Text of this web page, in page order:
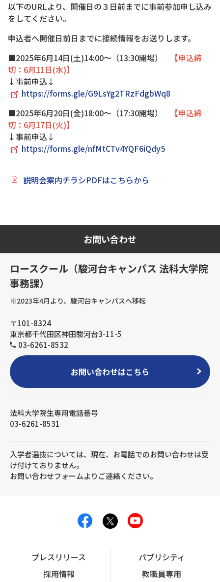
以下のURLより、開催日の３日前までに事前参加申し込み
をしてください。
申込者へ開催日前日までに接続情報をお送りします。
■2025年6月14日(土)14:00～（13:30開場）
【申込締
切：6月11日(水)】
↓事前申込↓
https://forms.gle/G9LsYg2TRzFdgbWq8
■2025年6月20日(金)18:00～（17:30開場）
【申込締
切：6月17日(火)】
↓事前申込↓
https://forms.gle/nfMtCTv4YQF6iQdy5
説明会案内チラシPDFはこちらから
お問い合わせ
ロースクール（駿河台キャンパス 法科大学院
事務課）
※2023年4月より、駿河台キャンパスへ移転
〒101-8324
東京都千代田区神田駿河台3-11-5
03-6261-8532
お問い合わせはこちら
法科大学院生専用電話番号
03-6261-8531
入学者選抜については、現在、お電話でのお問い合わせは受
け付けておりません。
お問い合わせフォームよりご連絡ください。
プレスリリース
パブリシティ
採用情報
教職員専用